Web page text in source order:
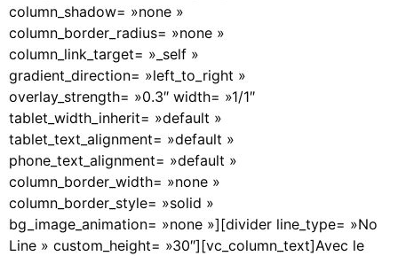
column_shadow= »none »
column_border_radius= »none »
column_link_target= »_self »
gradient_direction= »left_to_right »
overlay_strength= »0.3″ width= »1/1″
tablet_width_inherit= »default »
tablet_text_alignment= »default »
phone_text_alignment= »default »
column_border_width= »none »
column_border_style= »solid »
bg_image_animation= »none »][divider line_type= »No
Line » custom_height= »30″][vc_column_text]Avec le